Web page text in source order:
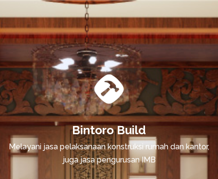
Bintoro Build
Melayani jasa pelaksanaan konstruksi rumah dan kantor,
juga jasa pengurusan IMB